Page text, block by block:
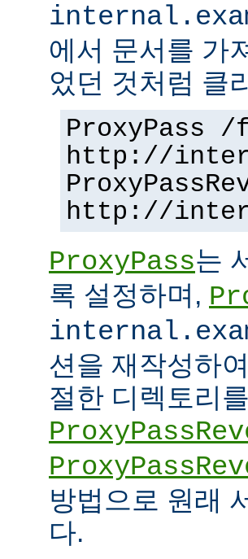
에서 문서를 가
었던 것처럼 클
ProxyPass /
http://
http://
ProxyPass는
록 설정하며,
션을 재작성하
절한 디렉토리
방법으로 원래
다.